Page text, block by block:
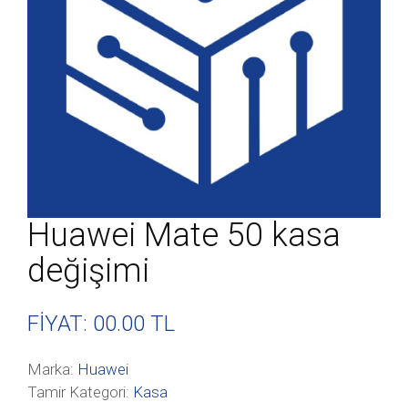
Huawei Mate 50 kasa
değişimi
FİYAT: 00.00 TL
Marka: Huawei
Tamir Kategori: Kasa